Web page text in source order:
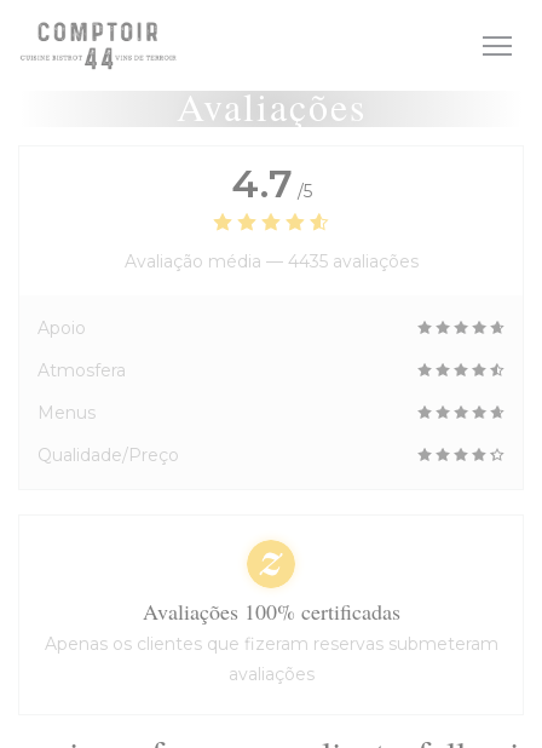
Painel de Gerenciamento de Cookies
Avaliações
4.7 /5
Avaliação média — 4435 avaliações
Apoio
Atmosfera
Menus
Qualidade/Preço
Avaliações 100% certificadas
Apenas os clientes que fizeram reservas submeteram
avaliações